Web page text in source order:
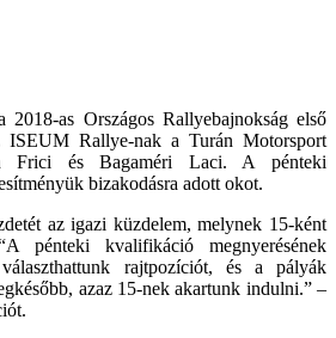
as Országos Rallyebajnokság első
ISEUM Rallye-nak a Turán Motorsport
Frici és Bagaméri Laci. A pénteki
bizakodásra adott okot.
az igazi küzdelem, melynek 15-ként
pénteki kvalifikáció megnyerésének
rajtpozíciót, és a pályák
azaz 15-nek akartunk indulni.” –